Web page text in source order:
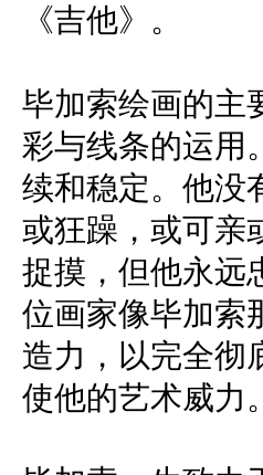
《吉他》。
毕加索绘画的主
彩与线条的运用
续和稳定。他没
或狂躁，或可亲
捉摸，但他永
位画家像毕加索
造力，以完全彻
使他的艺术威力。